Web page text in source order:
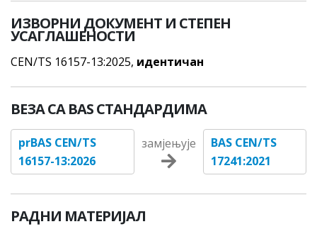
ИЗВОРНИ ДОКУМЕНТ И СТЕПЕН
УСАГЛАШЕНОСТИ
CEN/TS 16157-13:2025, идентичан
ВЕЗА СА BAS СТАНДАРДИМА
prBAS CEN/TS
16157-13:2026
замјењује
BAS CEN/TS
17241:2021
РАДНИ МАТЕРИЈАЛ